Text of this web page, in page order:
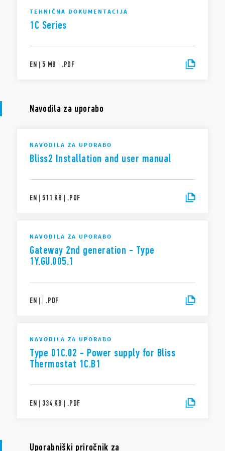
OBVESTILO O ZASEBNOSTI V SKLADU Z AKTOM O PODATKIH (Uredba
EU 2023/2854)
ustvarjajo, kdo ima dostop do njih in kako jih lahko upravljate, preberite
naše Obvestilo o zasebnosti v skladu z Aktom o podatkih s klikomtukaj
TEHNIČNA DOKUMENTACIJA
1C Series
EN | 5 MB | .PDF
Navodila za uporabo
NAVODILA ZA UPORABO
Bliss2 Installation and user manual
EN | 511 KB | .PDF
NAVODILA ZA UPORABO
Gateway 2nd generation - Type
1Y.GU.005.1
EN | | .PDF
NAVODILA ZA UPORABO
Type 01C.02 - Power supply for Bliss
Thermostat 1C.B1
EN | 334 KB | .PDF
Uporabniški priročnik za